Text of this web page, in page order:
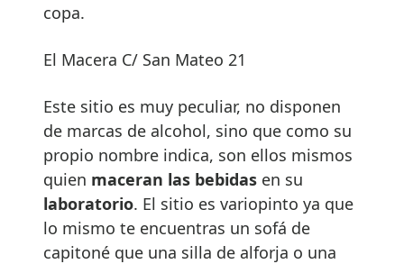
copa.
El Macera C/ San Mateo 21
Este sitio es muy peculiar, no disponen
de marcas de alcohol, sino que como su
propio nombre indica, son ellos mismos
quien maceran las bebidas en su
laboratorio. El sitio es variopinto ya que
lo mismo te encuentras un sofá de
capitoné que una silla de alforja o una